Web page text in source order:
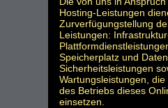
Hosting-Leistungen
Zurverfügungstellung
Leistungen:
Speicherplatz und
Sicherheitsleistungen
Wartungsleistungen,
des Betriebs dieses
einsetzen.